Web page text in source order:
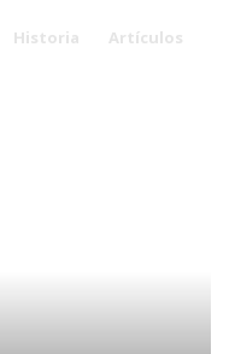
Historia Artículos